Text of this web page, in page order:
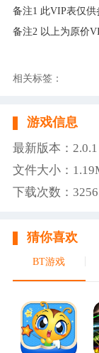
备注1 此VIP表仅
备注2 以上为原价
相关标签：
游戏信息
最新版本：2.0.1
文件大小：
下载次数：3256
猜你喜欢
BT游戏